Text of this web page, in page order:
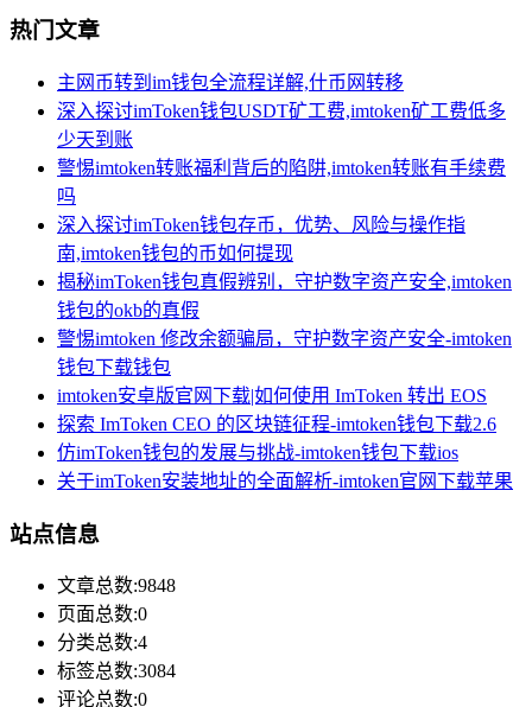
热门文章
主网币转到im钱包全流程详解,什币网转移
深入探讨imToken钱包USDT矿工费,imtoken矿工费低多
少天到账
警惕imtoken转账福利背后的陷阱,imtoken转账有手续费
吗
深入探讨imToken钱包存币，优势、风险与操作指
南,imtoken钱包的币如何提现
揭秘imToken钱包真假辨别，守护数字资产安全,imtoken
钱包的okb的真假
警惕imtoken 修改余额骗局，守护数字资产安全-imtoken
钱包下载钱包
imtoken安卓版官网下载|如何使用 ImToken 转出 EOS
探索 ImToken CEO 的区块链征程-imtoken钱包下载2.6
仿imToken钱包的发展与挑战-imtoken钱包下载ios
关于imToken安装地址的全面解析-imtoken官网下载苹果
站点信息
文章总数:9848
页面总数:0
分类总数:4
标签总数:3084
评论总数:0